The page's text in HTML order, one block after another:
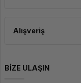
Alışveriş
BİZE ULAŞIN